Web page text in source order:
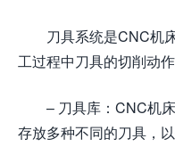
刀具系统是CNC机
工过程中刀具的切削动
– 刀具库：CNC机
存放多种不同的刀具，